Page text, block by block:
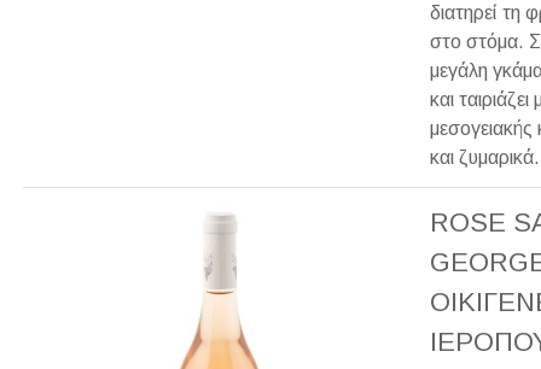
διατηρεί τη
στο στόμα.
μεγάλη
και ταιριάζει
μεσογειακής
και ζυμαρικά.
ROSE